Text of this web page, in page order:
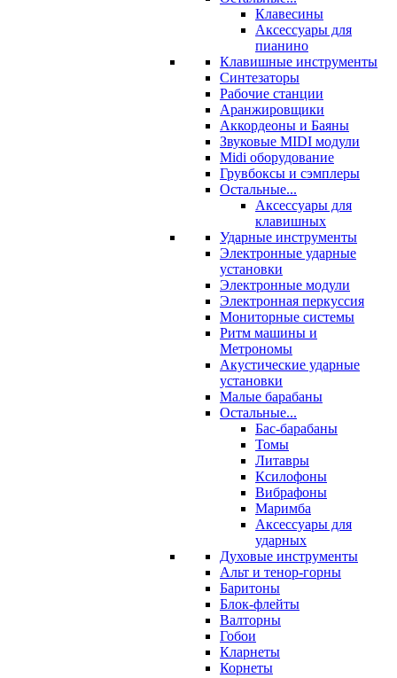
Клавесины
Аксессуары для
пианино
Клавишные инструменты
Синтезаторы
Рабочие станции
Аранжировщики
Аккордеоны и Баяны
Звуковые MIDI модули
Midi оборудование
Грувбоксы и сэмплеры
Остальные...
Аксессуары для
клавишных
Ударные инструменты
Электронные ударные
установки
Электронные модули
Электронная перкуссия
Мониторные системы
Ритм машины и
Метрономы
Акустические ударные
установки
Малые барабаны
Остальные...
Бас-барабаны
Томы
Литавры
Ксилофоны
Вибрафоны
Маримба
Аксессуары для
ударных
Духовые инструменты
Альт и тенор-горны
Баритоны
Блок-флейты
Валторны
Гобои
Кларнеты
Корнеты